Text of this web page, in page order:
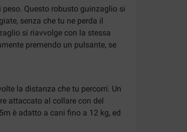
Questo robusto guinzaglio si
senza che tu ne perda il
si riavvolge con la stessa
premendo un pulsante, se
la distanza che tu percorri. Un
attaccato al collare con del
è adatto a cani fino a 12 kg, ed